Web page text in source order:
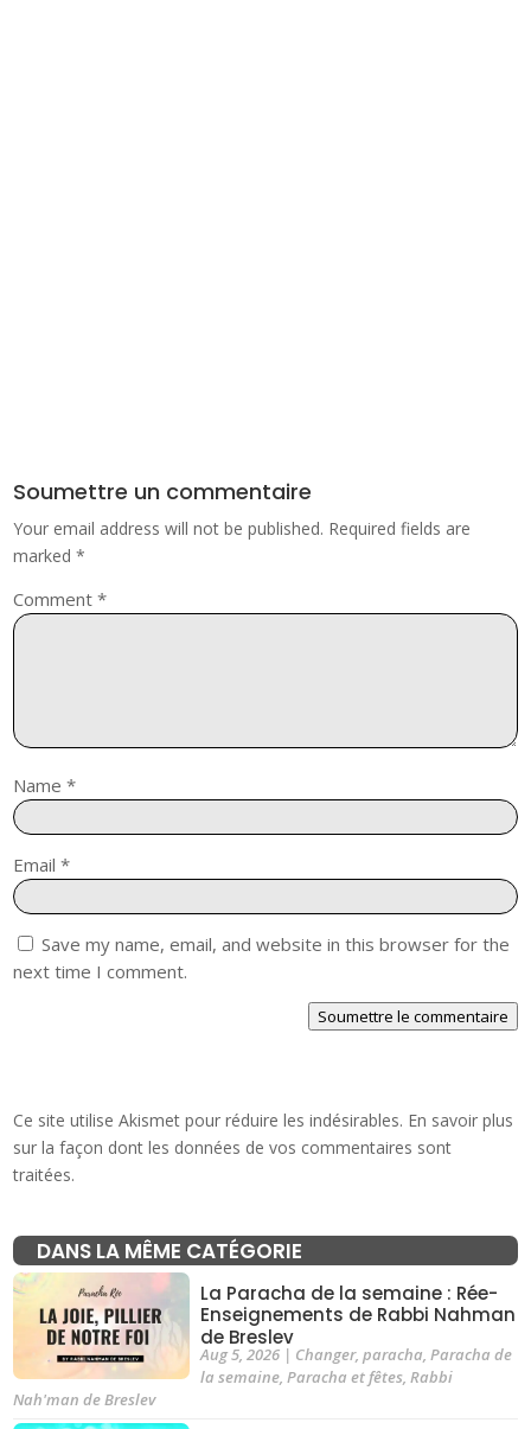
Soumettre un commentaire
Your email address will not be published. Required fields are
marked*
Comment*
Name*
Email*
Save my name, email, and website in this browser for the
next time I comment.
Soumettre le commentaire
Ce site utilise Akismet pour réduire les indésirables. En savoir plus
sur la façon dont les données de vos commentaires sont
traitées.
DANS LA MÊME CATÉGORIE
La Paracha de la semaine : Rée-
Enseignements de Rabbi Nahman
de Breslev
Aug 5, 2026| Changer, paracha, Paracha de
la semaine, Paracha et fêtes, Rabbi
Nah'man de Breslev